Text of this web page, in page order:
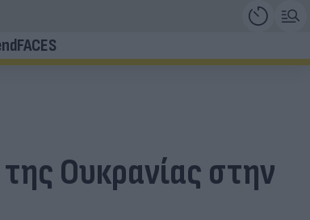
FACES
Ουκρανίας στην